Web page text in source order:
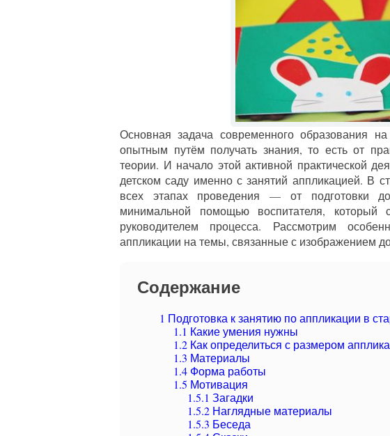
Основная задача современного образования
опытным путём получать знания, то есть от
теории. И начало этой активной практической
детском саду именно с занятий аппликацией. В
всех этапах проведения — от подготовки
минимальной помощью воспитателя, который
руководителем процесса. Рассмотрим
аппликации на темы, связанные с изображением
Содержание
1 Подготовка к занятию по аппликации в
1.1 Какие умения нужны
1.2 Как определиться с размером
1.3 Материалы
1.4 Форма работы
1.5 Мотивация
1.5.1 Загадки
1.5.2 Наглядные материалы
1.5.3 Беседа